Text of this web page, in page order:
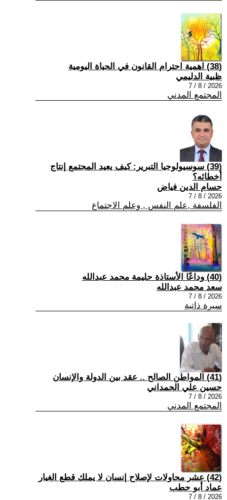
(38) اهمية احترام القانون في الحياة اليومية
ظبية الدليمي
2026 / 8 / 7
المجتمع المدني
(39) سوسيولوجيا التبرير: كيف يعيد المجتمع إنتاج
أخطائه؟
حسام الدين فياض
2026 / 8 / 7
الفلسفة ,علم النفس , وعلم الاجتماع
(40) وداعًا الأستاذة حليمة محمد عبدالله
سعد محمد عبدالله
2026 / 8 / 7
سيرة ذاتية
(41) المواطن الصالح .. عقد بين الدولة والإنسان
حسين علي الحمداني
2026 / 8 / 7
المجتمع المدني
(42) عشر محاولات لإصلاح إنسان لا يملك قطع الغيار
عماد أبو حطب
2026 / 8 / 7